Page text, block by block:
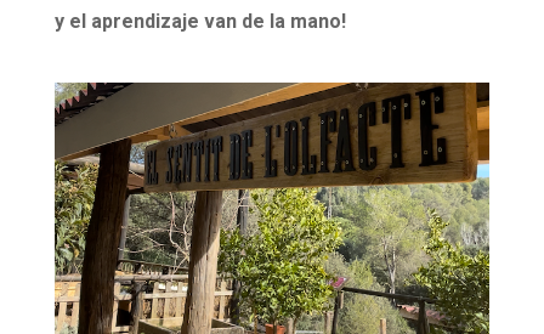
y el aprendizaje van de la mano!